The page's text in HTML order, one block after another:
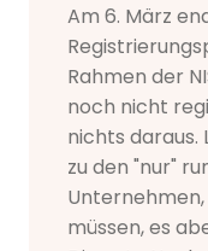
Am 6. März
Rahmen der
noch nicht
nichts daraus.
zu den "nur"
müssen, es